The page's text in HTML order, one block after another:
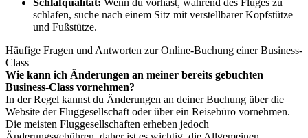
Schlafqualität: Wenn du vorhast, während des Fluges zu
schlafen, suche nach einem Sitz mit verstellbarer Kopfstütze
und Fußstütze.
Häufige Fragen und Antworten zur Online-Buchung einer Business-
Class
Wie kann ich Änderungen an meiner bereits gebuchten
Business-Class vornehmen?
In der Regel kannst du Änderungen an deiner Buchung über die
Website der Fluggesellschaft oder über ein Reisebüro vornehmen.
Die meisten Fluggesellschaften erheben jedoch